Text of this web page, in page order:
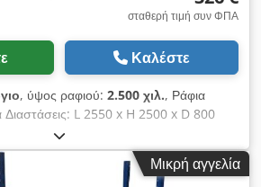
σταθερή τιμή συν ΦΠΑ
Καλέστε
, ύψος ραφιού: 2.500 χιλ., Ράφια
Διαστάσεις: L 2550 x H 2500 x D 800
ραφιού: ~ 250 kg με ομοιόμορφα
#-#-#-#-#-#-#-#-#-#-#-#-#-#-#-#-#-#
από: 2x ορθοστάτες ραφιών,
Μικρή αγγελία